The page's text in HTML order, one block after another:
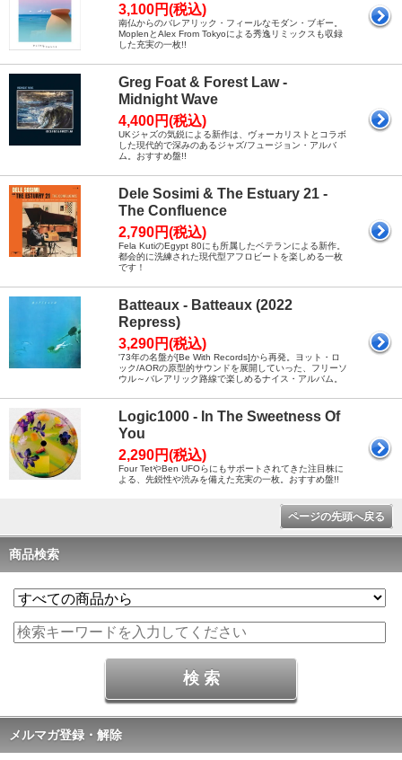
3,100円(税込)
南仏からのバレアリック・フィールなモダン・ブギー。
MoplenとAlex From Tokyoによる秀逸リミックスも収録
した充実の一枚!!
Greg Foat & Forest Law -
Midnight Wave
4,400円(税込)
UKジャズの気鋭による新作は、ヴォーカリストとコラボ
した現代的で深みのあるジャズ/フュージョン・アルバ
ム。おすすめ盤!!
Dele Sosimi & The Estuary 21 -
The Confluence
2,790円(税込)
Fela KutiのEgypt 80にも所属したベテランによる新作。
都会的に洗練された現代型アフロビートを楽しめる一枚
です！
Batteaux - Batteaux (2022
Repress)
3,290円(税込)
'73年の名盤が[Be With Records]から再発。ヨット・ロ
ック/AORの原型的サウンドを展開していった、フリーソ
ウル～バレアリック路線で楽しめるナイス・アルバム。
Logic1000 - In The Sweetness Of
You
2,290円(税込)
Four TetやBen UFOらにもサポートされてきた注目株に
よる、先鋭性や渋みを備えた充実の一枚。おすすめ盤!!
ページの先頭へ戻る
商品検索
メルマガ登録・解除